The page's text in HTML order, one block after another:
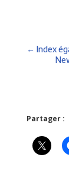
← Index
Partager :